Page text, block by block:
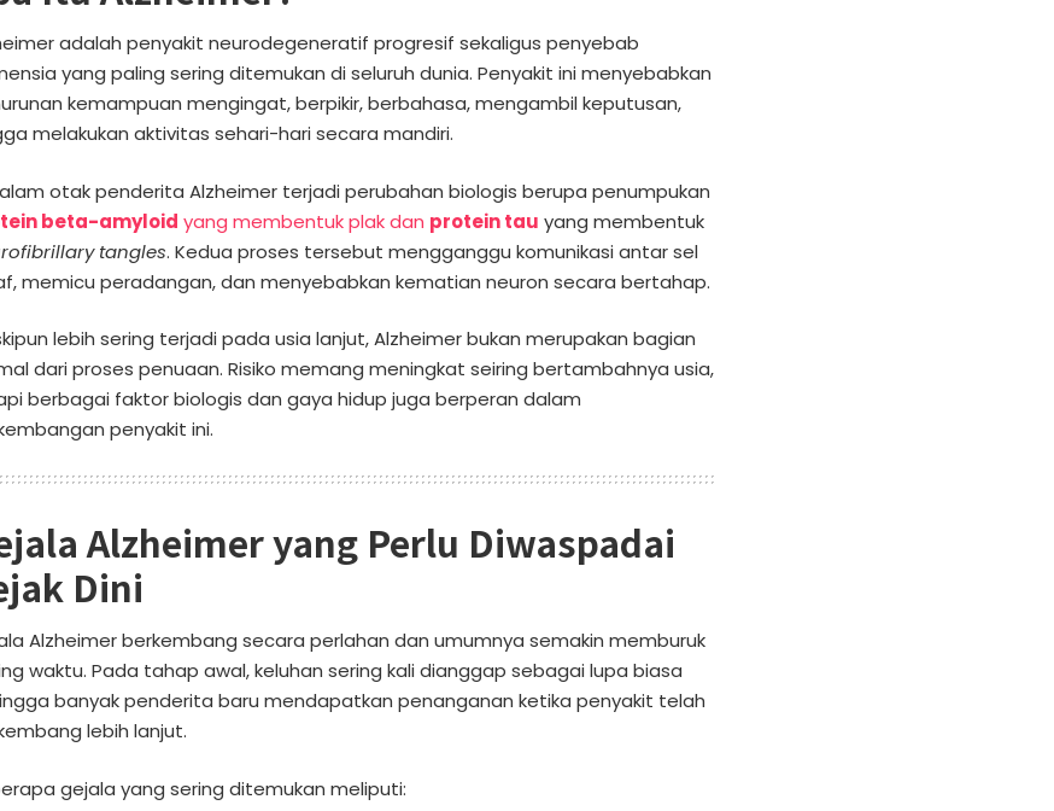
adalah penyakit neurodegeneratif progresif sekaligus penyebab
yang paling sering ditemukan di seluruh dunia. Penyakit ini menyebabkan
kemampuan mengingat, berpikir, berbahasa, mengambil keputusan,
melakukan aktivitas sehari-hari secara mandiri.
otak penderita Alzheimer terjadi perubahan biologis berupa penumpukan
beta-amyloid yang membentuk plak dan protein tau yang membentuk
tangles. Kedua proses tersebut mengganggu komunikasi antar sel
memicu peradangan, dan menyebabkan kematian neuron secara bertahap.
lebih sering terjadi pada usia lanjut, Alzheimer bukan merupakan bagian
dari proses penuaan. Risiko memang meningkat seiring bertambahnya usia,
berbagai faktor biologis dan gaya hidup juga berperan dalam
penyakit ini.
Alzheimer yang Perlu Diwaspadai
Dini
Alzheimer berkembang secara perlahan dan umumnya semakin memburuk
waktu. Pada tahap awal, keluhan sering kali dianggap sebagai lupa biasa
banyak penderita baru mendapatkan penanganan ketika penyakit telah
lebih lanjut.
gejala yang sering ditemukan meliputi: